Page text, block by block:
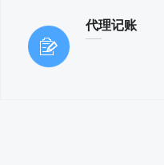
代理记账